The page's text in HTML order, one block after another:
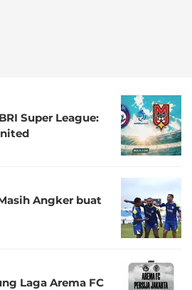
Super League:
Angker buat
Laga Arema FC